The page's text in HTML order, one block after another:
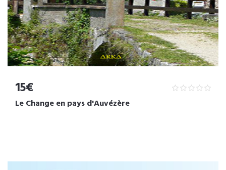
15€
Le Change en pays d'Auvézère